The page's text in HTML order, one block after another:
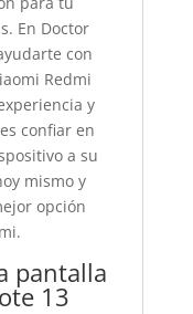
En Doctor
con
Redmi
y
confiar en
a su
mismo y
opción
pantalla
13